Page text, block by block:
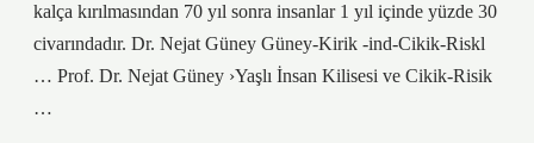
kalça kırılmasından 70 yıl sonra insanlar 1 yıl içinde yüzde 30
civarındadır. Dr. Nejat Güney Güney-Kirik -ind-Cikik-Riskl
… Prof. Dr. Nejat Güney ›Yaşlı İnsan Kilisesi ve Cikik-Risik
…